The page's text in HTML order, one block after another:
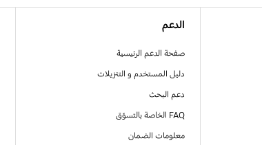
الدعم
صفحة الدعم الرئيسية
دليل المستخدم و التنزيلات
دعم البحث
FAQ الخاصة بالتسوّق
معلومات الضمان